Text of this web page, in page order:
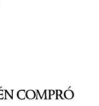
compró